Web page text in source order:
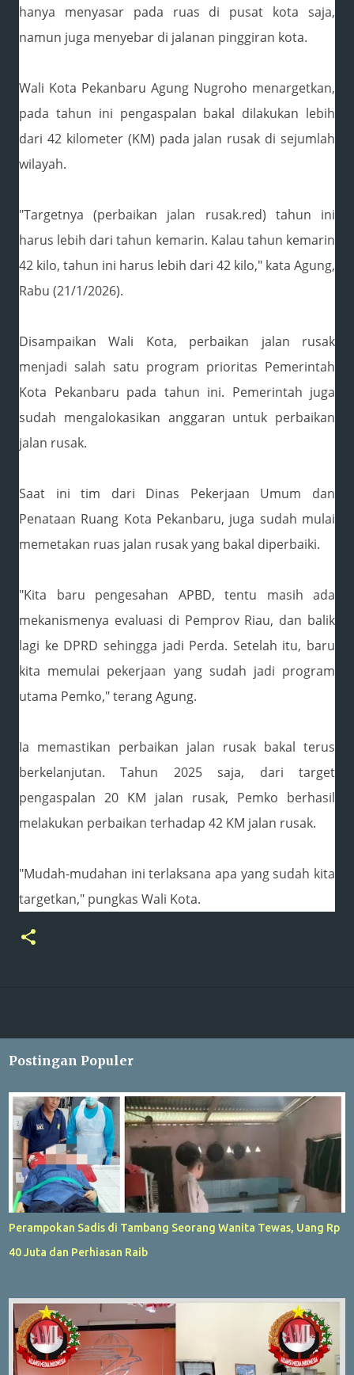
hanya menyasar pada ruas di pusat kota saja,
namun juga menyebar di jalanan pinggiran kota.
Wali Kota Pekanbaru Agung Nugroho menargetkan,
pada tahun ini pengaspalan bakal dilakukan lebih
dari 42 kilometer (KM) pada jalan rusak di sejumlah
wilayah.
"Targetnya (perbaikan jalan rusak.red) tahun ini
harus lebih dari tahun kemarin. Kalau tahun kemarin
42 kilo, tahun ini harus lebih dari 42 kilo," kata Agung,
Rabu (21/1/2026).
Disampaikan Wali Kota, perbaikan jalan rusak
menjadi salah satu program prioritas Pemerintah
Kota Pekanbaru pada tahun ini. Pemerintah juga
sudah mengalokasikan anggaran untuk perbaikan
jalan rusak.
Saat ini tim dari Dinas Pekerjaan Umum dan
Penataan Ruang Kota Pekanbaru, juga sudah mulai
memetakan ruas jalan rusak yang bakal diperbaiki.
"Kita baru pengesahan APBD, tentu masih ada
mekanismenya evaluasi di Pemprov Riau, dan balik
lagi ke DPRD sehingga jadi Perda. Setelah itu, baru
kita memulai pekerjaan yang sudah jadi program
utama Pemko," terang Agung.
Ia memastikan perbaikan jalan rusak bakal terus
berkelanjutan. Tahun 2025 saja, dari target
pengaspalan 20 KM jalan rusak, Pemko berhasil
melakukan perbaikan terhadap 42 KM jalan rusak.
"Mudah-mudahan ini terlaksana apa yang sudah kita
targetkan," pungkas Wali Kota.
Postingan Populer
Perampokan Sadis di Tambang Seorang Wanita Tewas, Uang Rp
40 Juta dan Perhiasan Raib